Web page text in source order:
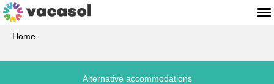
Home
Alternative accommodations